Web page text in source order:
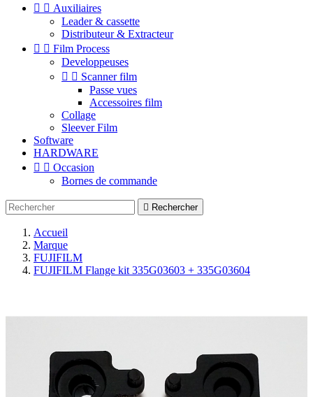
  Auxiliaires
Leader & cassette
Distributeur & Extracteur
  Film Process
Developpeuses
  Scanner film
Passe vues
Accessoires film
Collage
Sleever Film
Software
HARDWARE
  Occasion
Bornes de commande
 Rechercher
Accueil
Marque
FUJIFILM
FUJIFILM Flange kit 335G03603 + 335G03604